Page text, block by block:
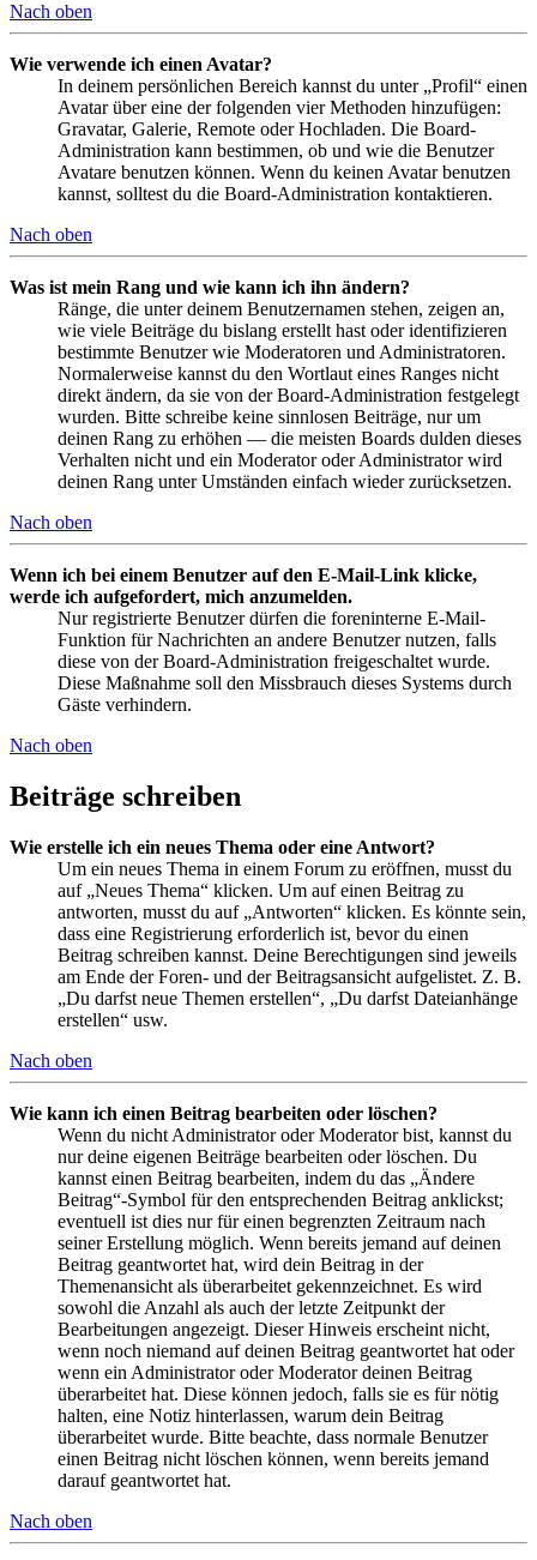
Nach oben
Wie verwende ich einen Avatar?
In deinem persönlichen Bereich kannst du unter „Profil“ einen
Avatar über eine der folgenden vier Methoden hinzufügen:
Gravatar, Galerie, Remote oder Hochladen. Die Board-
Administration kann bestimmen, ob und wie die Benutzer
Avatare benutzen können. Wenn du keinen Avatar benutzen
kannst, solltest du die Board-Administration kontaktieren.
Nach oben
Was ist mein Rang und wie kann ich ihn ändern?
Ränge, die unter deinem Benutzernamen stehen, zeigen an,
wie viele Beiträge du bislang erstellt hast oder identifizieren
bestimmte Benutzer wie Moderatoren und Administratoren.
Normalerweise kannst du den Wortlaut eines Ranges nicht
direkt ändern, da sie von der Board-Administration festgelegt
wurden. Bitte schreibe keine sinnlosen Beiträge, nur um
deinen Rang zu erhöhen — die meisten Boards dulden dieses
Verhalten nicht und ein Moderator oder Administrator wird
deinen Rang unter Umständen einfach wieder zurücksetzen.
Nach oben
Wenn ich bei einem Benutzer auf den E-Mail-Link klicke,
werde ich aufgefordert, mich anzumelden.
Nur registrierte Benutzer dürfen die foreninterne E-Mail-
Funktion für Nachrichten an andere Benutzer nutzen, falls
diese von der Board-Administration freigeschaltet wurde.
Diese Maßnahme soll den Missbrauch dieses Systems durch
Gäste verhindern.
Nach oben
Beiträge schreiben
Wie erstelle ich ein neues Thema oder eine Antwort?
Um ein neues Thema in einem Forum zu eröffnen, musst du
auf „Neues Thema“ klicken. Um auf einen Beitrag zu
antworten, musst du auf „Antworten“ klicken. Es könnte sein,
dass eine Registrierung erforderlich ist, bevor du einen
Beitrag schreiben kannst. Deine Berechtigungen sind jeweils
am Ende der Foren- und der Beitragsansicht aufgelistet. Z. B.
„Du darfst neue Themen erstellen“, „Du darfst Dateianhänge
erstellen“ usw.
Nach oben
Wie kann ich einen Beitrag bearbeiten oder löschen?
Wenn du nicht Administrator oder Moderator bist, kannst du
nur deine eigenen Beiträge bearbeiten oder löschen. Du
kannst einen Beitrag bearbeiten, indem du das „Ändere
Beitrag“-Symbol für den entsprechenden Beitrag anklickst;
eventuell ist dies nur für einen begrenzten Zeitraum nach
seiner Erstellung möglich. Wenn bereits jemand auf deinen
Beitrag geantwortet hat, wird dein Beitrag in der
Themenansicht als überarbeitet gekennzeichnet. Es wird
sowohl die Anzahl als auch der letzte Zeitpunkt der
Bearbeitungen angezeigt. Dieser Hinweis erscheint nicht,
wenn noch niemand auf deinen Beitrag geantwortet hat oder
wenn ein Administrator oder Moderator deinen Beitrag
überarbeitet hat. Diese können jedoch, falls sie es für nötig
halten, eine Notiz hinterlassen, warum dein Beitrag
überarbeitet wurde. Bitte beachte, dass normale Benutzer
einen Beitrag nicht löschen können, wenn bereits jemand
darauf geantwortet hat.
Nach oben